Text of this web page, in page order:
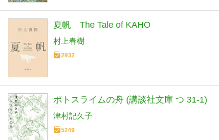
夏帆 The Tale of KAHO
村上春樹
2932
ポトスライムの舟 (講談社文庫 つ 31-1)
津村記久子
5249